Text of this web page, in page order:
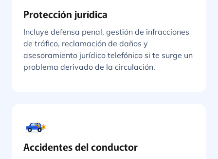
Protección jurídica
Incluye defensa penal, gestión de infracciones
de tráfico, reclamación de daños y
asesoramiento jurídico telefónico si te surge un
problema derivado de la circulación.
Accidentes del conductor